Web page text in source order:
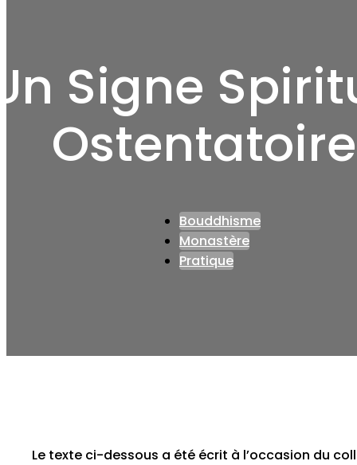
Signe
Ostentatoire
Bouddhisme
Monastère
Pratique
Le texte ci-dessous a été écrit à l’occasion du